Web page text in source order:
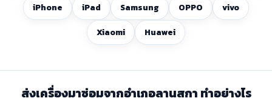
iPhone iPad Samsung OPPO vivo
Xiaomi Huawei
ส่งเครื่องมาซ่อมจากอำเภอลานสกา ทำอย่างไร